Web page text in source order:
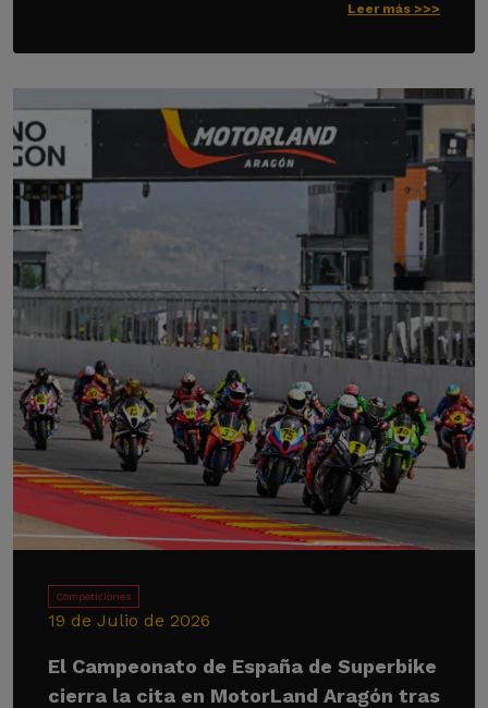
Leer más >>>
Competiciones
19 de Julio de 2026
El Campeonato de España de Superbike
cierra la cita en MotorLand Aragón tras